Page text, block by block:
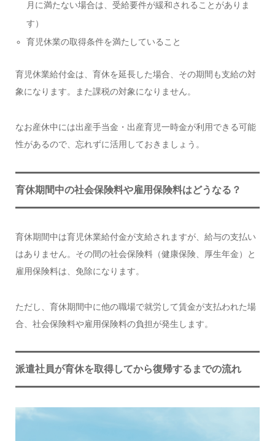
月に満たない場合は、受給要件が緩和されることがありま
す）
育児休業の取得条件を満たしていること
育児休業給付金は、育休を延長した場合、その期間も支給の対
象になります。また課税の対象になりません。
なお産休中には出産手当金・出産育児一時金が利用できる可能
性があるので、忘れずに活用しておきましょう。
育休期間中の社会保険料や雇用保険料はどうなる？
育休期間中は育児休業給付金が支給されますが、給与の支払い
はありません。その間の社会保険料（健康保険、厚生年金）と
雇用保険料は、免除になります。
ただし、育休期間中に他の職場で就労して賃金が支払われた場
合、社会保険料や雇用保険料の負担が発生します。
派遣社員が育休を取得してから復帰するまでの流れ